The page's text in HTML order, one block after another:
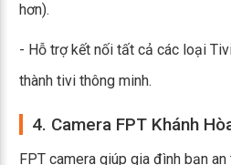
hơn).
- Hỗ trợ kết nối tất cả các loại
thành tivi thông minh.
4. Camera FPT Khánh
FPT camera giúp gia đình bạn